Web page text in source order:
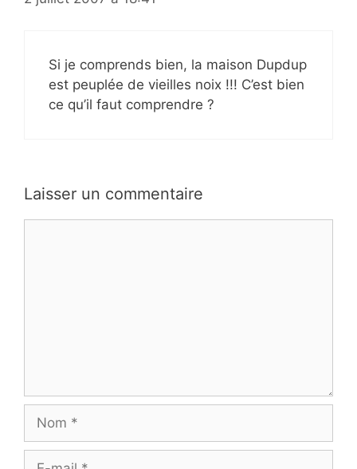
Si je comprends bien, la maison Dupdup
est peuplée de vieilles noix !!! C’est bien
ce qu’il faut comprendre ?
Laisser un commentaire